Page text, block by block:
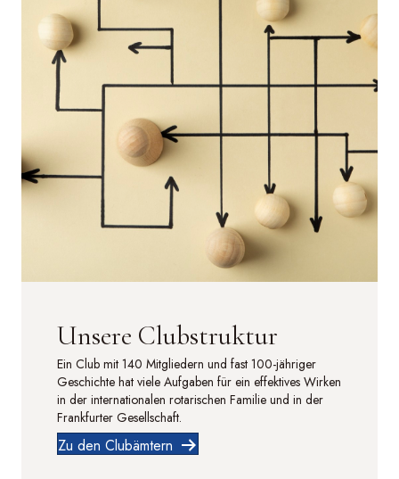
Unsere Clubstruktur
Ein Club mit 140 Mitgliedern und fast 100-jähriger
Geschichte hat viele Aufgaben für ein effektives Wirken
in der internationalen rotarischen Familie und in der
Frankfurter Gesellschaft.
Zu den Clubämtern